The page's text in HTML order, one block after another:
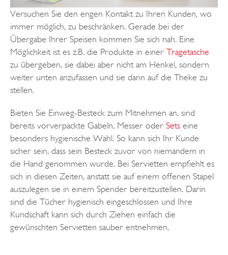
Versuchen Sie den engen Kontakt zu Ihren Kunden, wo
immer möglich, zu beschränken. Gerade bei der
Übergabe Ihrer Speisen kommen Sie sich nah. Eine
Möglichkeit ist es z.B. die Produkte in einer Tragetasche
zu übergeben, sie dabei aber nicht am Henkel, sondern
weiter unten anzufassen und sie dann auf die Theke zu
stellen.
Bieten Sie Einweg-Besteck zum Mitnehmen an, sind
bereits vorverpackte Gabeln, Messer oder Sets eine
besonders hygienische Wahl. So kann sich Ihr Kunde
sicher sein, dass sein Besteck zuvor von niemandem in
die Hand genommen wurde. Bei Servietten empfiehlt es
sich in diesen Zeiten, anstatt sie auf einem offenen Stapel
auszulegen sie in einem Spender bereitzustellen. Darin
sind die Tücher hygienisch eingeschlossen und Ihre
Kundschaft kann sich durch Ziehen einfach die
gewünschten Servietten sauber entnehmen.